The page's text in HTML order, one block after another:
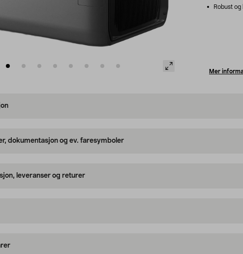
Robust
Mer
dokumentasjon og ev. faresymboler
leveranser og returer